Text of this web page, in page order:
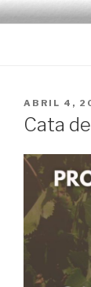
Saltar
al
Casa Museu
EL
ABRIL 4,
Cata